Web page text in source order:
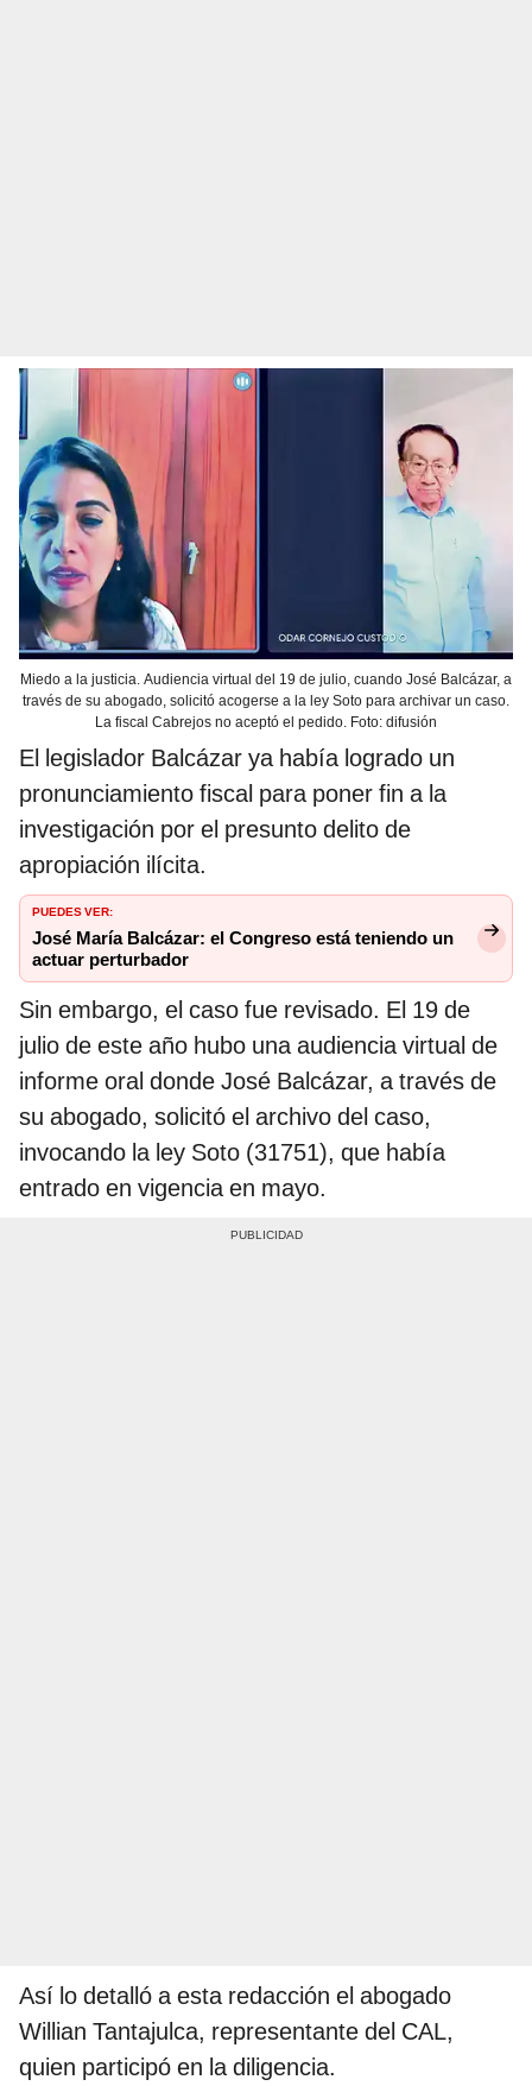
Miedo a la justicia. Audiencia virtual del 19 de julio, cuando José Balcázar, a
través de su abogado, solicitó acogerse a la ley Soto para archivar un caso.
La fiscal Cabrejos no aceptó el pedido. Foto: difusión
El legislador Balcázar ya había logrado un
pronunciamiento fiscal para poner fin a la
investigación por el presunto delito de
apropiación ilícita.
PUEDES VER:
José María Balcázar: el Congreso está teniendo un
actuar perturbador
Sin embargo, el caso fue revisado. El 19 de
julio de este año hubo una audiencia virtual de
informe oral donde José Balcázar, a través de
su abogado, solicitó el archivo del caso,
invocando la ley Soto (31751), que había
entrado en vigencia en mayo.
Así lo detalló a esta redacción el abogado
Willian Tantajulca, representante del CAL,
quien participó en la diligencia.